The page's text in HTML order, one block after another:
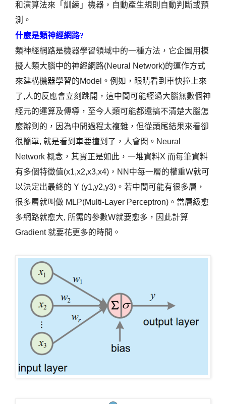
和演算法來「訓練」機器，自動產生規則自動判斷或預
測。
什麼是類神經網路?
類神經網路是機器學習領域中的一種方法，它企圖用模
擬人類大腦中的神經網路(Neural Network)的運作方式
來建構機器學習的Model。例如，眼睛看到車快撞上來
了,人的反應會立刻跳開，這中間可能經過大腦無數個神
經元的運算及傳導，至今人類可能都還搞不清楚大腦怎
麼辦到的，因為中間過程太複雜，但從頭尾結果來看卻
很簡單, 就是看到車要撞到了，人會閃。Neural
Network 概念，其實正是如此，一堆資料X 而每筆資料
有多個特徵值(x1,x2,x3,x4)，NN中每一層的權重W就可
以決定出最終的 Y (y1,y2,y3)。若中間可能有很多層，
很多層就叫做 MLP(Multi-Layer Perceptron)。當層級愈
多網路就愈大, 所需的參數W就要愈多，因此計算
Gradient 就要花更多的時間。